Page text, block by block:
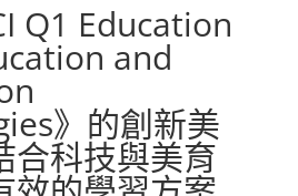
Q1 Education
and
》的創新美
合科技與美育